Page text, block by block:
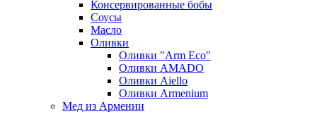
Консервированные бобы
Соусы
Масло
Оливки
Оливки "Arm Eco"
Оливки AMADO
Оливки Aiello
Оливки Armenium
Мед из Армении